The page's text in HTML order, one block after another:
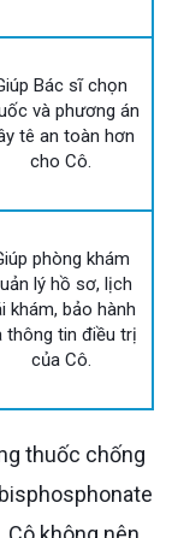
Bác sĩ chọn
và phương án
tê an toàn hơn
cho Cô.
phòng khám
lý hồ sơ, lịch
khám, bảo hành
thông tin điều trị
của Cô.